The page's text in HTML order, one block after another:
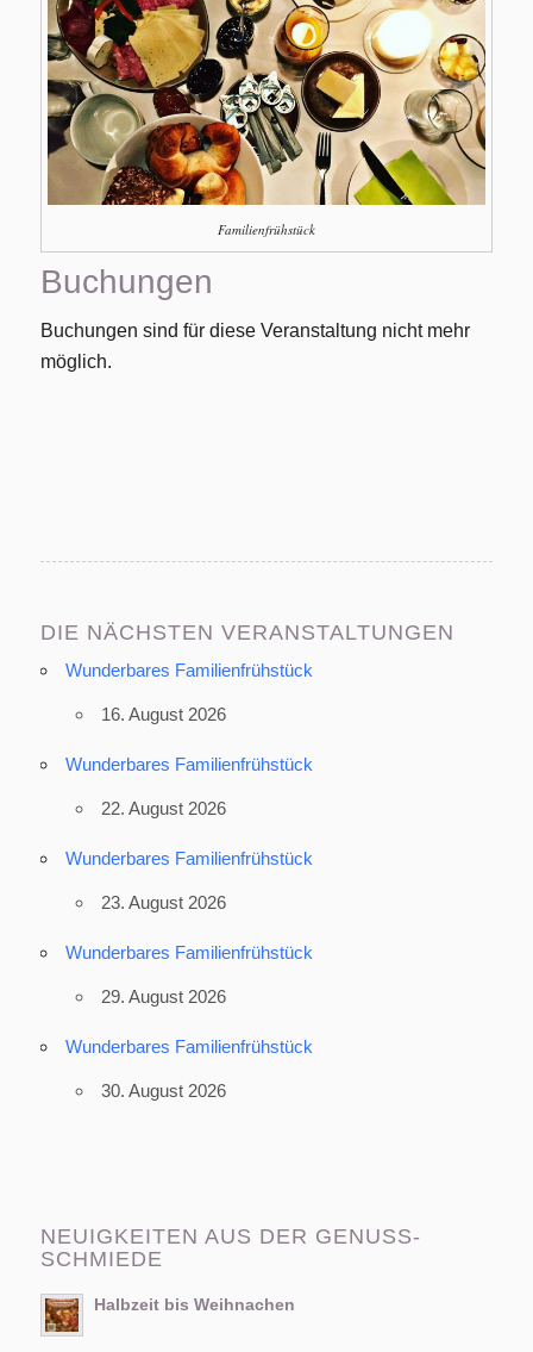
Familienfrühstück
Buchungen
Buchungen sind für diese Veranstaltung nicht mehr
möglich.
DIE NÄCHSTEN VERANSTALTUNGEN
Wunderbares Familienfrühstück
16. August 2026
Wunderbares Familienfrühstück
22. August 2026
Wunderbares Familienfrühstück
23. August 2026
Wunderbares Familienfrühstück
29. August 2026
Wunderbares Familienfrühstück
30. August 2026
NEUIGKEITEN AUS DER GENUSS-
SCHMIEDE
Halbzeit bis Weihnachen